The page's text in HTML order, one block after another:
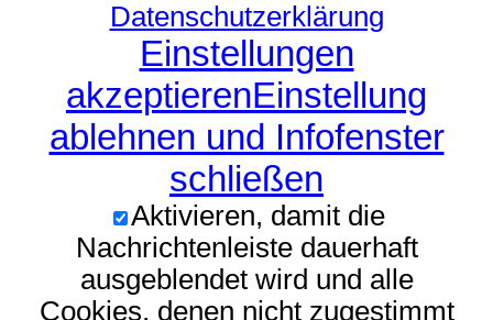
Datenschutzerklärung
Einstellungen
akzeptierenEinstellung
ablehnen und Infofenster
schließen
Aktivieren, damit die
Nachrichtenleiste dauerhaft
ausgeblendet wird und alle
Cookies, denen nicht zugestimmt